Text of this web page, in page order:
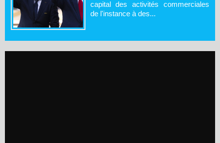
capital des activités commerciales
de l'instance à des...